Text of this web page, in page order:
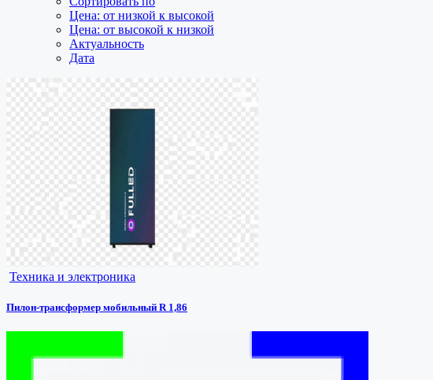
Цена: от низкой к высокой
Цена: от высокой к низкой
Актуальность
Дата
Техника и электроника
Пилон-трансформер мобильный R 1,86